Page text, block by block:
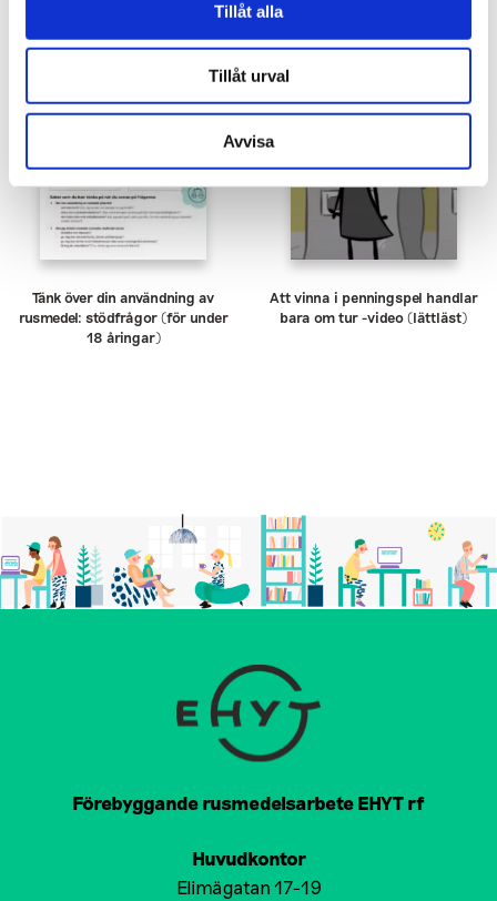
Tillåt alla
Tillåt urval
Avvisa
Tänk över din användning av
rusmedel: stödfrågor (för under
18 åringar)
Att vinna i penningspel handlar
bara om tur -video (lättläst)
Förebyggande rusmedelsarbete EHYT rf
Huvudkontor
Elimägatan 17-19